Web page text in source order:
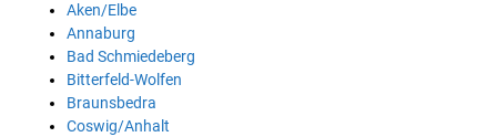
Aken/Elbe
Annaburg
Bad Schmiedeberg
Bitterfeld-Wolfen
Braunsbedra
Coswig/Anhalt